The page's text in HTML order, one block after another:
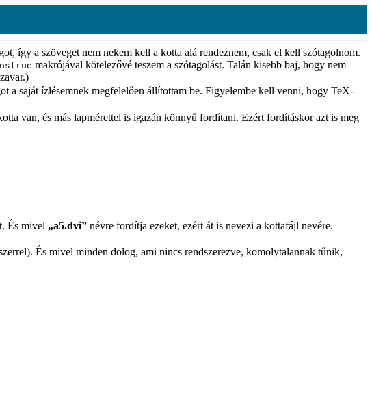
így a szöveget nem nekem kell a kotta alá rendeznem, csak el kell szótagolnom.
makrójával kötelezővé teszem a szótagolást. Talán kisebb baj, hogy nem
a saját ízlésemnek megfelelően állítottam be. Figyelembe kell venni, hogy TeX-
van, és más lapmérettel is igazán könnyű fordítani. Ezért fordításkor azt is meg
És mivel „a5.dvi” névre fordítja ezeket, ezért át is nevezi a kottafájl nevére.
És mivel minden dolog, ami nincs rendszerezve, komolytalannak tűnik,